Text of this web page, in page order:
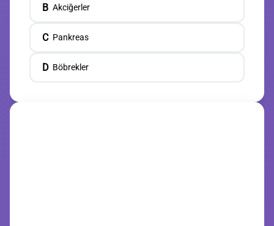
B Akciğerler
C Pankreas
D Böbrekler